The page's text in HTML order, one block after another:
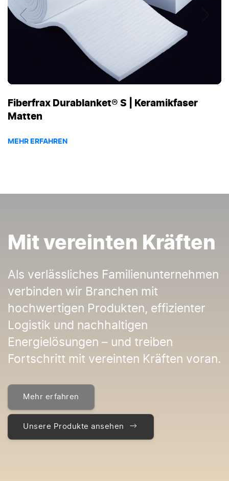
Fiberfrax Durablanket® S | Keramikfaser
Matten
MEHR ERFAHREN
Mit vereinten Kräften
Als verlässliches Familienunternehmen
verbinden wir Branchen mit
hochwertigen Produkten, effizienter
Logistik und nachhaltigen
Energielösungen – und treiben
Fortschritt mit vereinten Kräften voran.
Mehr erfahren
Unsere Produkte ansehen